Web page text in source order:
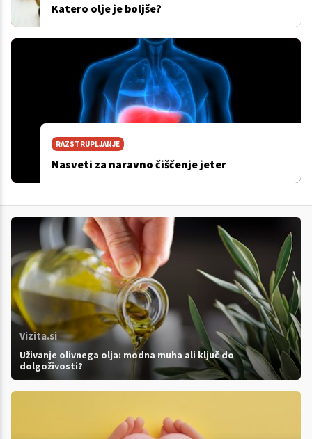
Katero olje je boljše?
RAZSTRUPLJANJE
Nasveti za naravno čiščenje jeter
Vizita.si
Uživanje olivnega olja: modna muha ali ključ do
dolgoživosti?